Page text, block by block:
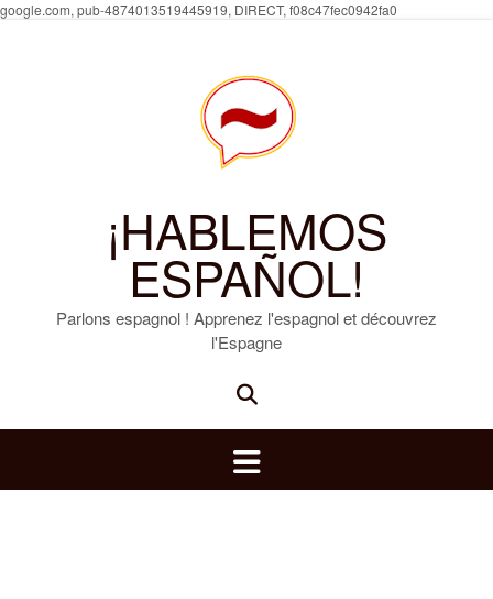
google.com, pub-4874013519445919, DIRECT, f08c47fec0942fa0
¡HABLEMOS
ESPAÑOL!
Parlons espagnol ! Apprenez l'espagnol et découvrez
l'Espagne